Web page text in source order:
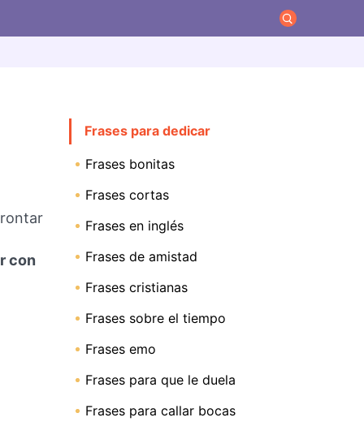
Frases para dedicar
Frases bonitas
Frases cortas
Frases en inglés
Frases de amistad
Frases cristianas
Frases sobre el tiempo
Frases emo
Frases para que le duela
Frases para callar bocas
con